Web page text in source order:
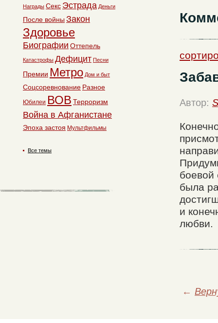
Автор:
боевой
была
и
любви.
←
Награды Секс Эстрада Деньги
После войны Закон
Здоровье
Биографии Оттепель
Катастрофы Дефицит Песни
Премии Метро Дом и быт
Соцсоревнование Разное
Юбилеи ВОВ Терроризм
Война в Афганистане
Эпоха застоя Мультфильмы
Все темы